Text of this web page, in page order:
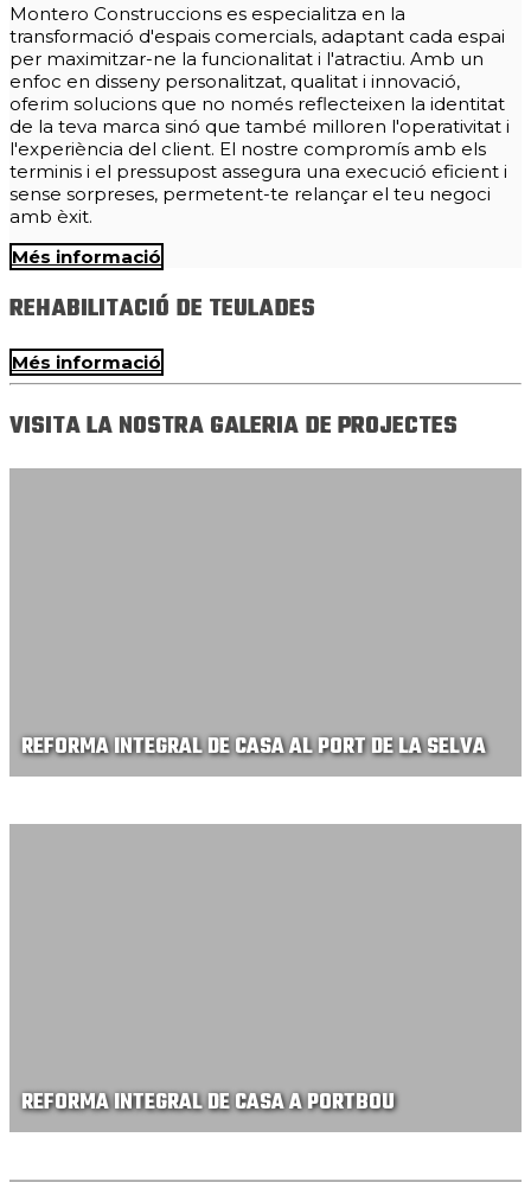
Montero Construccions es especialitza en la
transformació d'espais comercials, adaptant cada espai
per maximitzar-ne la funcionalitat i l'atractiu. Amb un
enfoc en disseny personalitzat, qualitat i innovació,
oferim solucions que no només reflecteixen la identitat
de la teva marca sinó que també milloren l'operativitat i
l'experiència del client. El nostre compromís amb els
terminis i el pressupost assegura una execució eficient i
sense sorpreses, permetent-te relançar el teu negoci
amb èxit.
Més informació
REHABILITACIÓ DE TEULADES
Més informació
VISITA LA NOSTRA GALERIA DE PROJECTES
REFORMA INTEGRAL DE CASA AL PORT DE LA SELVA
REFORMA INTEGRAL DE CASA A PORTBOU